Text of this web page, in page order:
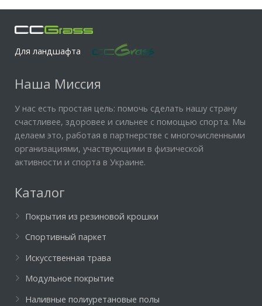
Для ландшафта
Наша Миссия
У нас есть простая цель: помочь сделать нашу страну
счастливее, здоровее и сильнее с помощью спорта. Мы
делаем это, работая в партнерстве с многочисленными
организациями, участвующими в физической
активности и спорта в Украине.
Каталог
Покрытия из резиновой крошки
Спортивный паркет
Искусственная трава
Модульное покрытие
Наливные полиуретановые полы